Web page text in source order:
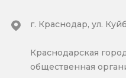
г. Краснодар, ул.
Краснодарская
общественная